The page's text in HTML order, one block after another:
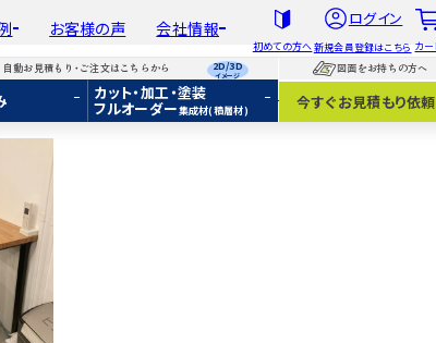
取扱木材と選び方
の流れ
について
交換について
工場製作事例
棚・収納・ラック
カウンター・天板
テーブル・机
オーディオ関連
造作材・枠材
階段
お客様の声 会社情報
会社概要
初めての方へ
ログイン
新規会員登録はこちら カー
自動お見積もり・ご注文はこちらから
カット・加工・塗装
フルオーダー集成材(積層材)
2D/3D
イメージ
図面をお持ちの方へ
今すぐお見積もり依頼